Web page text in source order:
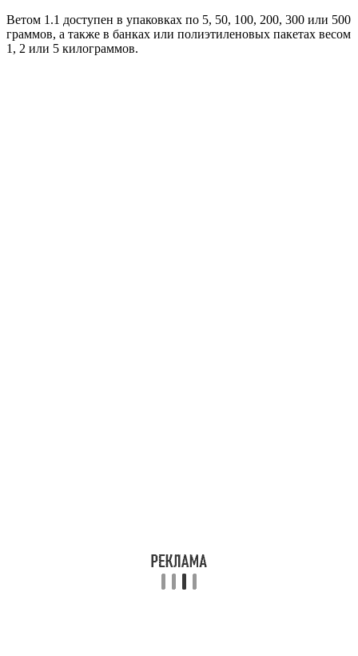
Ветом 1.1 доступен в упаковках по 5, 50, 100, 200, 300 или 500
граммов, а также в банках или полиэтиленовых пакетах весом
1, 2 или 5 килограммов.